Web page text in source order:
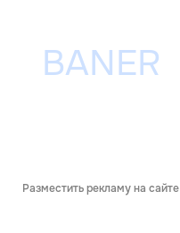
Разместить рекламу на сайте